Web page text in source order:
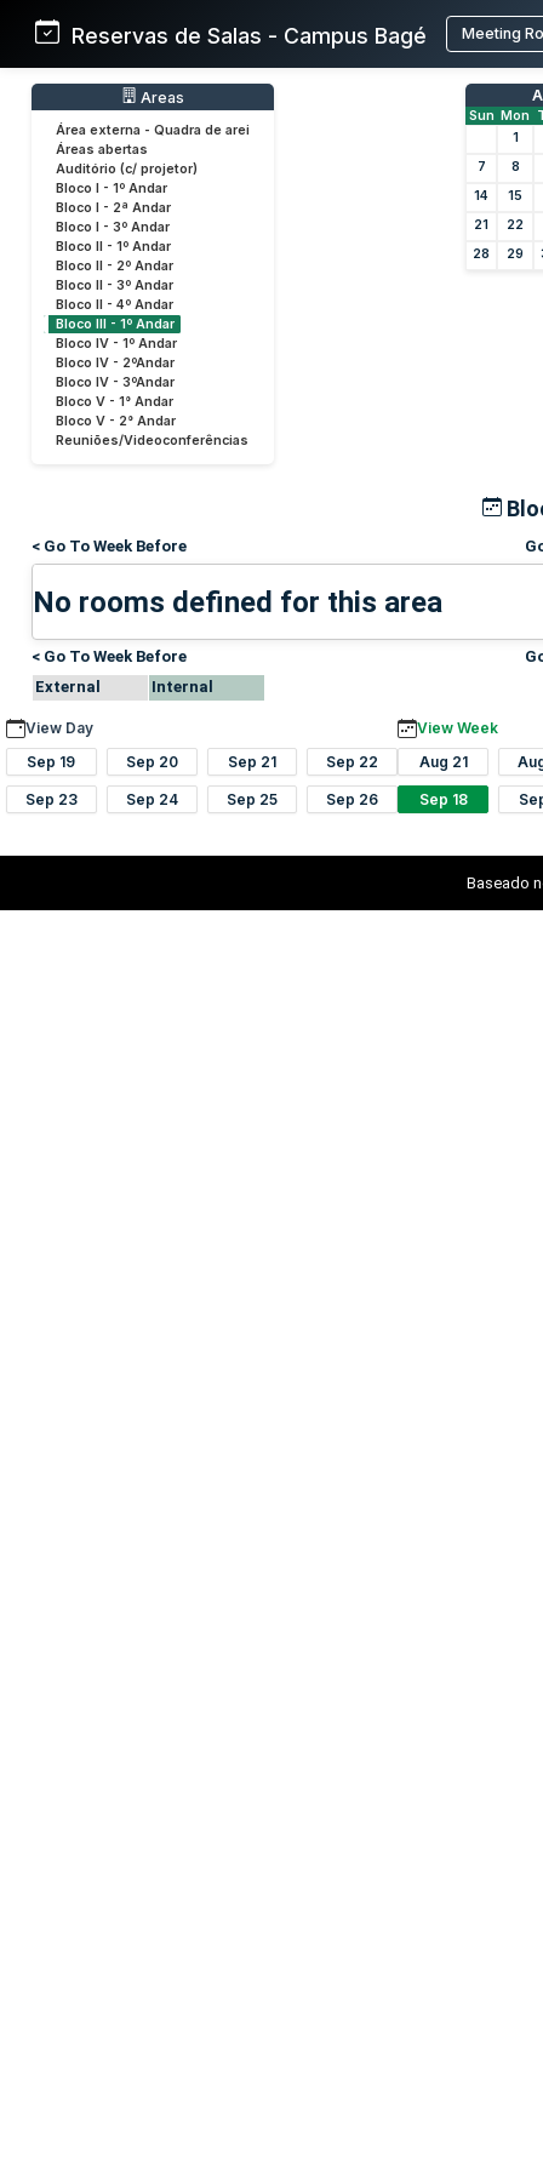
Reservas de Salas - Campus Bagé Meeting
Areas
Área externa - Quadra de arei
Áreas abertas
Auditório (c/ projetor)
Bloco I - 1º Andar
Bloco I - 2ª Andar
Bloco I - 3º Andar
Bloco II - 1º Andar
Bloco II - 2º Andar
Bloco II - 3º Andar
Bloco II - 4º Andar
Bloco III - 1º Andar
Bloco IV - 1º Andar
Bloco IV - 2ºAndar
Bloco IV - 3ºAndar
Bloco V - 1° Andar
Bloco V - 2° Andar
Reuniões/Videoconferências
Sun Mon
1
7
8
14
15
21
22
28
29
< Go To Week Before
No rooms defined for this area
< Go To Week Before
External
Internal
View Day
Sep 19
Sep 20 Sep 21 Sep 22
Sep 23 Sep 24 Sep 25 Sep 26
View Week
Aug 21
Sep 18
Baseado